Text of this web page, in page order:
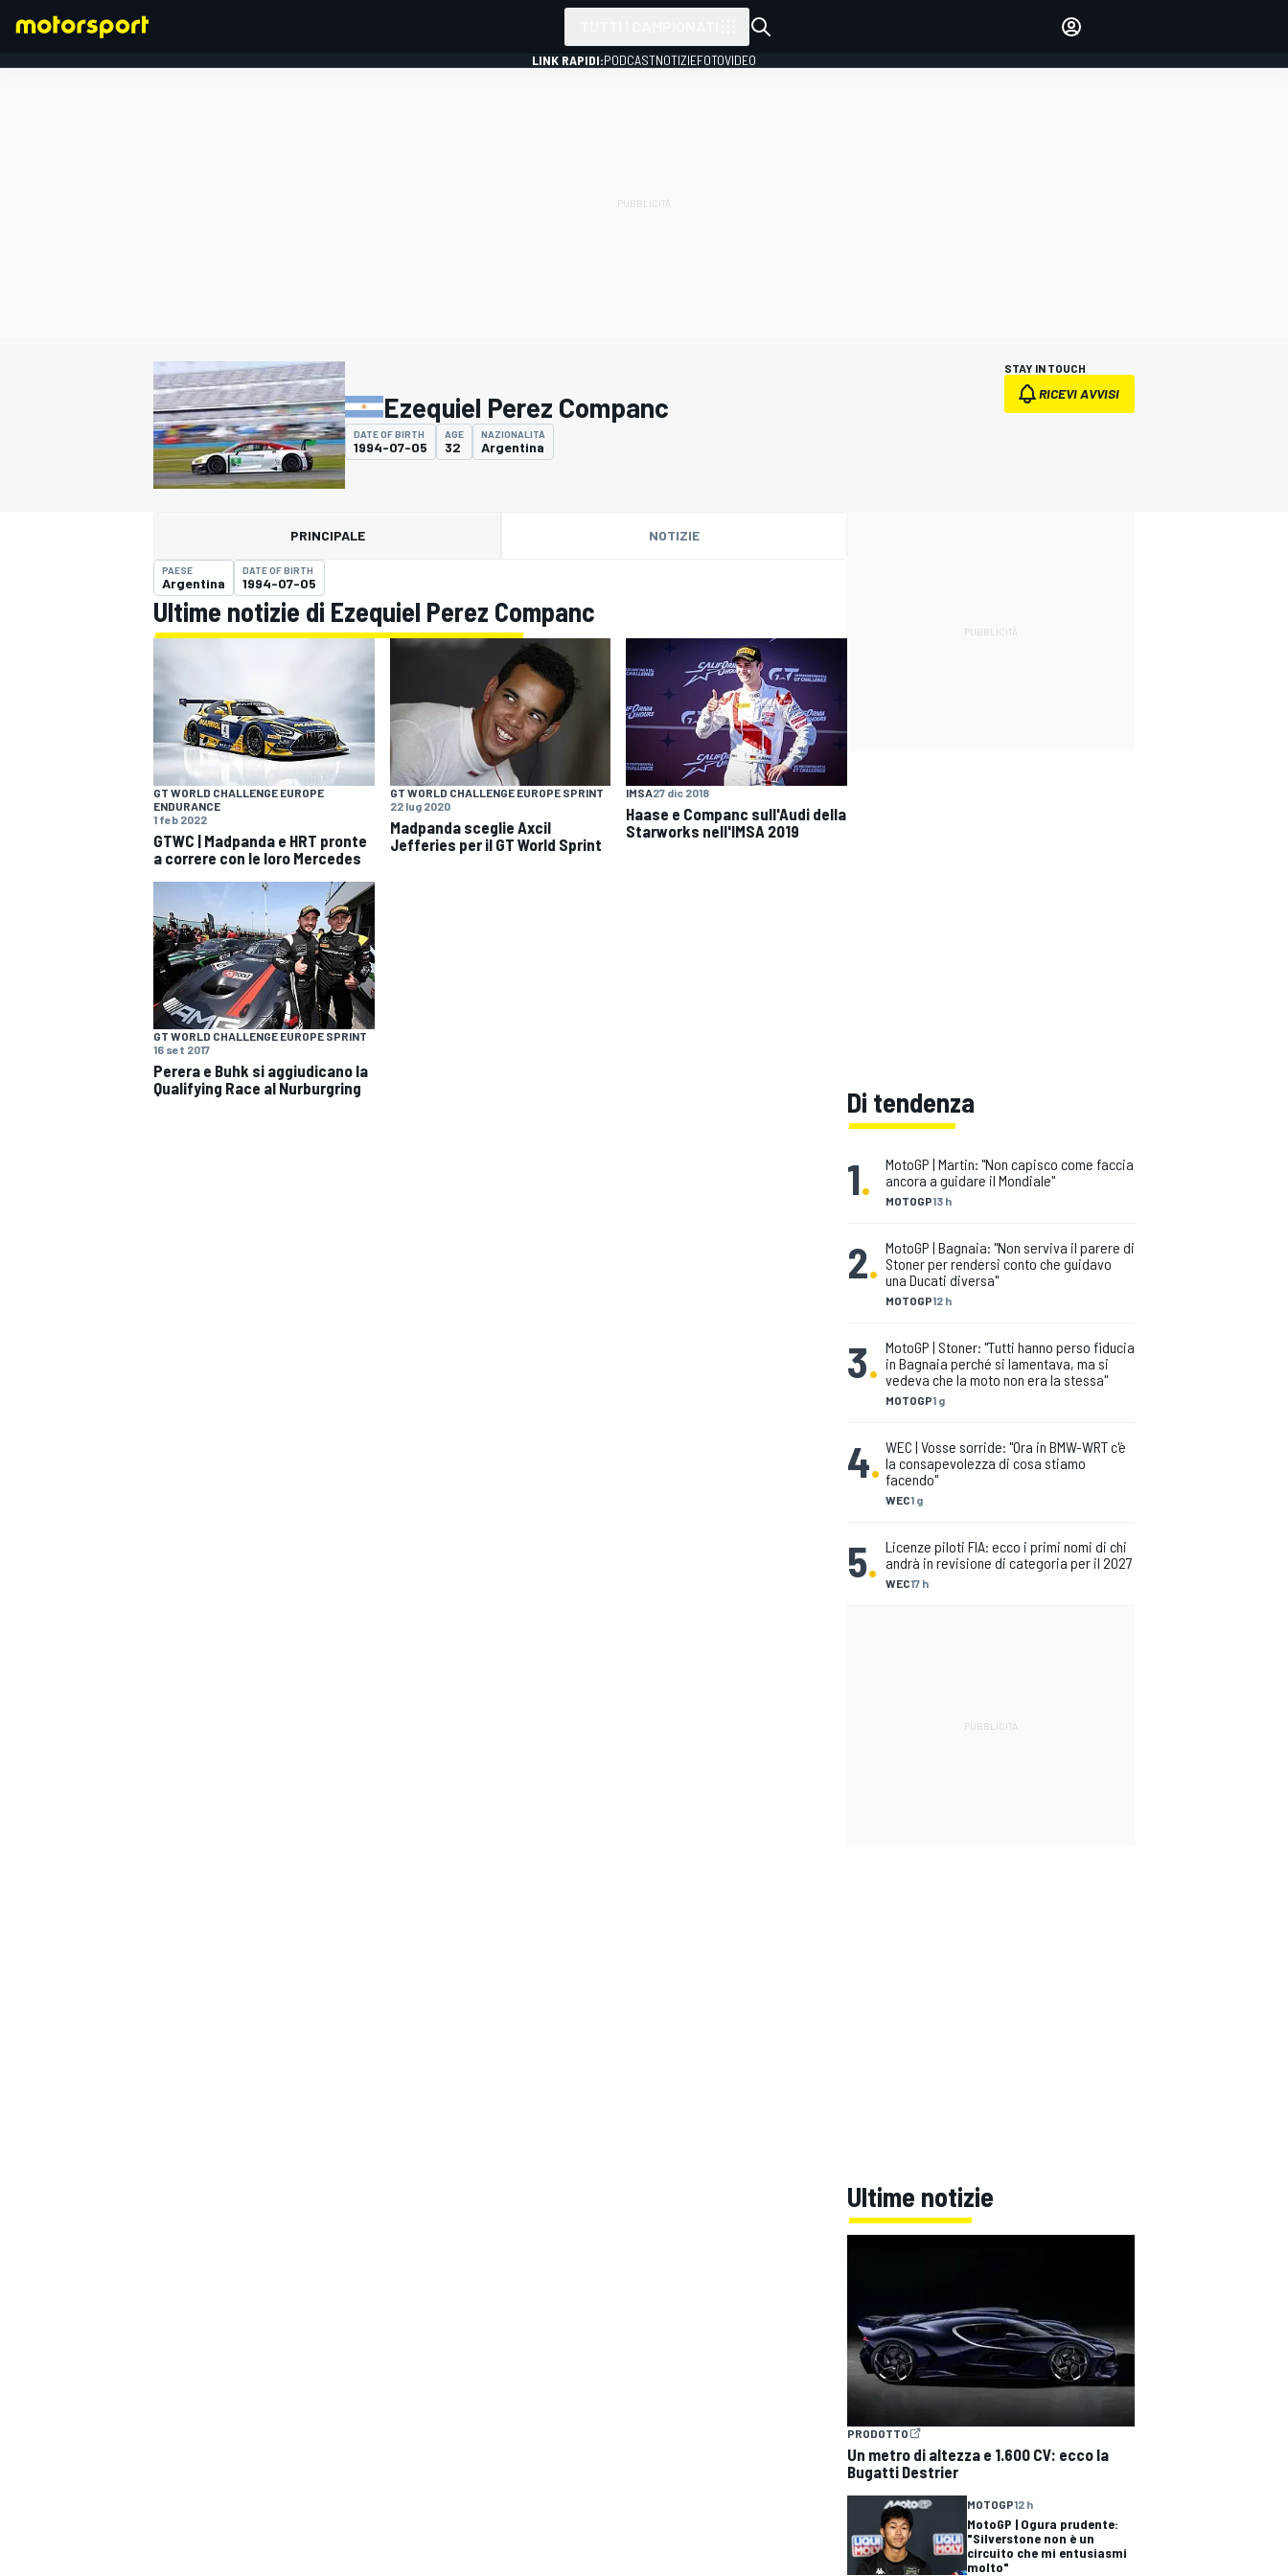
MOTOGP WEC
ACCEDI
LINK RAPIDI:PODCASTNOTIZIEFOTOVIDEO
Ezequiel Perez Companc
DATE OF BIRTH
1994-07-05
AGE
32
NAZIONALITÀ
Argentina
STAY IN TOUCH
RICEVI AVVISI
PRINCIPALE NOTIZIE
PAESE
Argentina
DATE OF BIRTH
1994-07-05
Ultime notizie di Ezequiel Perez Companc
GT WORLD CHALLENGE EUROPE
ENDURANCE
1 feb 2022
GTWC | Madpanda e HRT pronte
a correre con le loro Mercedes
GT WORLD CHALLENGE EUROPE SPRINT
22 lug 2020
Madpanda sceglie Axcil
Jefferies per il GT World Sprint
IMSA27 dic 2018
Haase e Companc sull'Audi della
Starworks nell'IMSA 2019
GT WORLD CHALLENGE EUROPE SPRINT
16 set 2017
Perera e Buhk si aggiudicano la
Qualifying Race al Nurburgring
Di tendenza
1. MOTOGP13 h
MotoGP | Martin: "Non capisco come faccia
ancora a guidare il Mondiale"
2.
MOTOGP12 h
MotoGP | Bagnaia: "Non serviva il parere di
Stoner per rendersi conto che guidavo
una Ducati diversa"
3.
MOTOGP1 g
MotoGP | Stoner: "Tutti hanno perso fiducia
in Bagnaia perché si lamentava, ma si
vedeva che la moto non era la stessa"
4.
WEC1 g
WEC | Vosse sorride: "Ora in BMW-WRT c'è
la consapevolezza di cosa stiamo
facendo"
5. WEC17 h
Licenze piloti FIA: ecco i primi nomi di chi
andrà in revisione di categoria per il 2027
Ultime notizie
PRODOTTO
Un metro di altezza e 1.600 CV: ecco la
Bugatti Destrier
MOTOGP12 h
MotoGP | Ogura prudente:
"Silverstone non è un
circuito che mi entusiasmi
molto"